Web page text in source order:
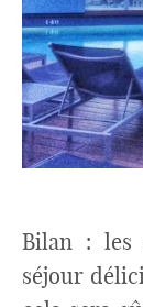
Bilan : les
séjour